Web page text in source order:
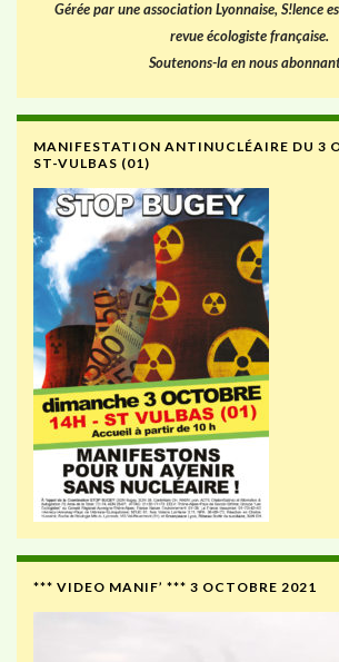
Gérée par une association Lyonnaise, S!lence
revue écologiste française.
Soutenons-la en nous
MANIFESTATION ANTINUCLÉAIRE DU 3
ST-VULBAS (01)
*** VIDEO MANIF’ *** 3 OCTOBRE 2021